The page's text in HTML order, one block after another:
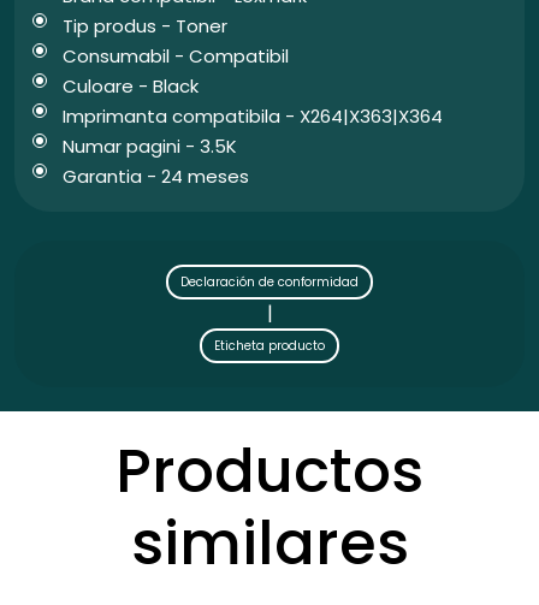
Tip produs - Toner
Consumabil - Compatibil
Culoare - Black
Imprimanta compatibila - X264|X363|X364
Numar pagini - 3.5K
Garantia - 24 meses
Declaración de conformidad
|
Eticheta producto
Productos
similares